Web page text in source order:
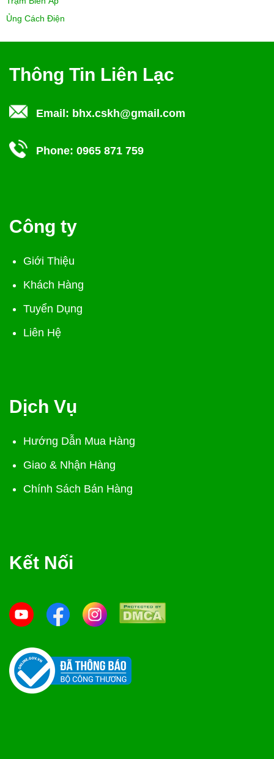
Ủng Cách Điện
Thông Tin Liên Lạc
Email: bhx.cskh@gmail.com
Phone: 0965 871 759
Công ty
Giới Thiệu
Khách Hàng
Tuyển Dụng
Liên Hệ
Dịch Vụ
Hướng Dẫn Mua Hàng
Giao & Nhận Hàng
Chính Sách Bán Hàng
Kết Nối